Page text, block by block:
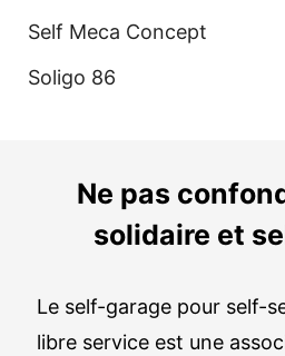
Self Meca Concept
Soligo 86
Ne pas
solidaire et
Le self-garage pour self-
libre service est une